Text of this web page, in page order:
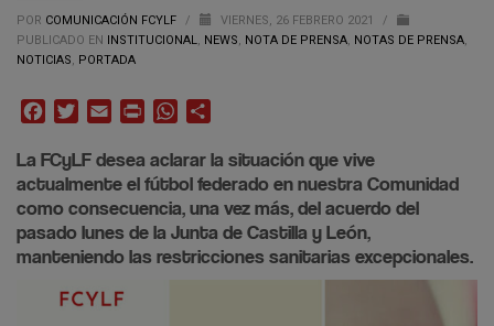
POR COMUNICACIÓN FCYLF / VIERNES, 26 FEBRERO 2021
/
PUBLICADO EN INSTITUCIONAL, NEWS, NOTA DE PRENSA, NOTAS DE PRENSA,
NOTICIAS, PORTADA
FacebookTwitterEmail Print WhatsApp
La FCyLF desea aclarar la situación que vive
actualmente el fútbol federado en nuestra Comunidad
como consecuencia, una vez más, del acuerdo del
pasado lunes de la Junta de Castilla y León,
manteniendo las restricciones sanitarias excepcionales.